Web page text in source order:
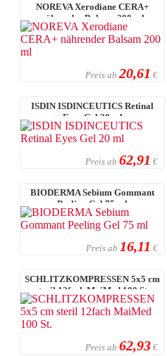
NOREVA Xerodiane CERA+
nährender Balsam 200 ml
Preis ab 20,61 €
ISDIN ISDINCEUTICS Retinal
Eyes Gel 20 ml
Preis ab 62,91 €
BIODERMA Sebium Gommant
Peeling Gel 75 ml
Preis ab 16,11 €
SCHLITZKOMPRESSEN 5x5 cm
steril 12fach MaiMed 100 St.
Preis ab 62,93 €